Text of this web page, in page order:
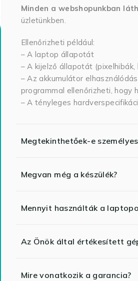
Minden a webshopunkban
üzletünkben.
Ellenőrizheti például:
– A laptop állapotát
– A kijelző állapotát (pixelhibák,
– Az akkumulátor
programmal ellenőrizheti, hogy
– A tényleges
Megtekinthetőek-e
Megvan még a készülék?
Mennyit használták a
Az Önök által értékesített
Mire vonatkozik a garancia?